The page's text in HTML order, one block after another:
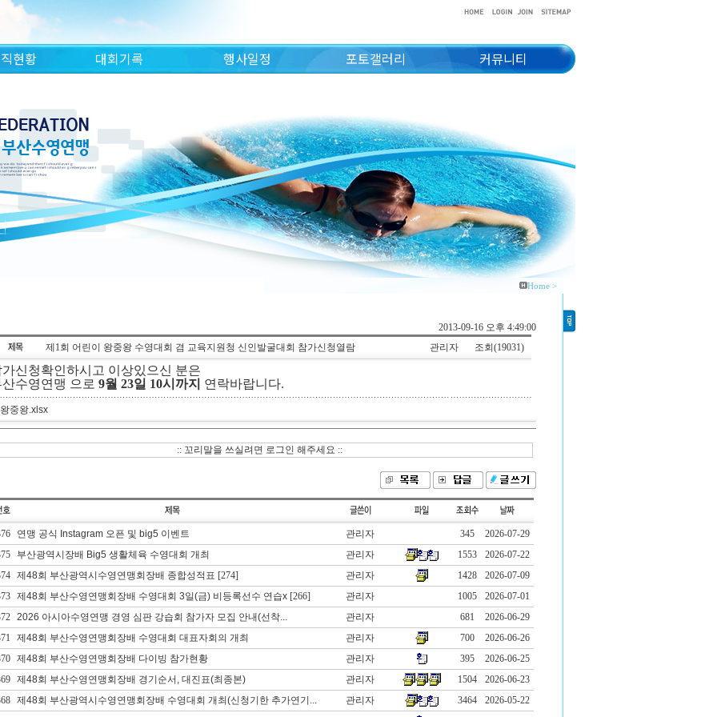
현황 대회기록 행사일정 포토갤러리 커뮤니티
Home >
2013-09-16 오후 4:49:00
제1회 어린이 왕중왕 수영대회 겸 교육지원청 신인발굴대회 참가신청열람
관리자 조회(19031)
신청확인하시고 이상있으신 분은
수영연맹 으로 9월 23일 10시까지 연락바랍니다.
중왕.xlsx
:: 꼬리말을 쓰실려면 로그인 해주세요 ::
연맹 공식 Instagram 오픈 및 big5 이벤트 관리자 345
2026-07-29
부산광역시장배 Big5 생활체육 수영대회 개최 관리자 1553
2026-07-22
제48회 부산광역시수영연맹회장배 종합성적표 [274] 관리자 1428
2026-07-09
제48회 부산수영연맹회장배 수영대회 3일(금) 비등록선수 연습x[266] 관리자 1005
2026-07-01
2026 아시아수영연맹 경영 심판 강습회 참가자 모집 안내(선착... 관리자 681
2026-06-29
제48회 부산수영연맹회장배 수영대회 대표자회의 개최 관리자 700
2026-06-26
제48회 부산수영연맹회장배 다이빙 참가현황 관리자 395
2026-06-25
제48회 부산수영연맹회장배 경기순서, 대진표(최종본) 관리자 1504
2026-06-23
제48회 부산광역시수영연맹회장배 수영대회 개최(신청기한 추가연기... 관리자 3464
2026-05-22